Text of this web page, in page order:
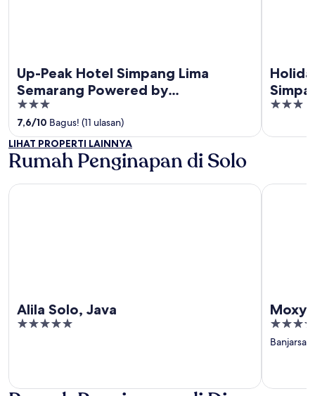
Up-Peak Hotel Simpang Lima
Semarang Powered by
Archipelago
3
out
of
5
7,6/10 Bagus! (11 ulasan)
3
of
LIHAT PROPERTI LAINNYA
Rumah Penginapan di Solo
Alila Solo, Java
5
Alila Solo, Java
Moxy
3.5
out
Banjarsari
Moxy Solo